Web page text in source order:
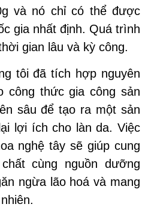
và nó chỉ có thể được
gia nhất định. Quá trình
gian lâu và kỳ công.
tôi đã tích hợp nguyên
công thức gia công sản
sâu để tạo ra một sản
lợi ích cho làn da. Việc
nghệ tây sẽ giúp cung
cùng nguồn dưỡng
ngừa lão hoá và mang